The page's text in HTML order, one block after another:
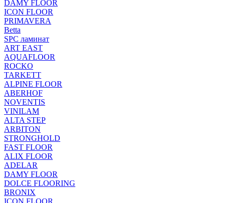
DAMY FLOOR
ICON FLOOR
PRIMAVERA
Betta
SPC ламинат
ART EAST
AQUAFLOOR
ROCKO
TARKETT
ALPINE FLOOR
ABERHOF
NOVENTIS
VINILAM
ALTA STEP
ARBITON
STRONGHOLD
FAST FLOOR
ALIX FLOOR
ADELAR
DAMY FLOOR
DOLCE FLOORING
BRONIX
ICON FLOOR